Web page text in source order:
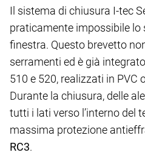
Il sistema di chiusura I-tec
praticamente impossibile lo
finestra. Questo brevetto
serramenti ed è già
510 e 520, realizzati in PVC
Durante la chiusura, delle
tutti i lati verso l’interno del
massima protezione
RC3.